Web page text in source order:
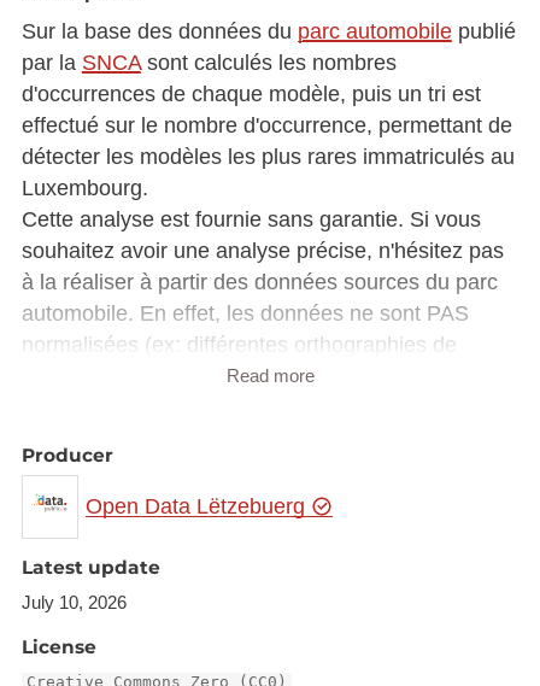
Sur la base des données du parc automobilepublié
par la SNCAsont calculés les nombres
d'occurrences de chaque modèle, puis un tri est
effectué sur le nombre d'occurrence, permettant de
détecter les modèles les plus rares immatriculés au
Luxembourg.
Cette analyse est fournie sans garantie. Si vous
souhaitez avoir une analyse précise, n'hésitez pas
à la réaliser à partir des données sources du parc
automobile. En effet, les données ne sont PAS
normalisées (ex: différentes orthographies de
MERCEDES-BENZ sont dans le fichier source).
LIBMRQ: marque
TYPCOM: modèle
count: nombre de couples "marque /
modèle" disponibles dans le dernier export
du parc automobile.
Read more
Producer
Open Data Lëtzebuerg
Latest update
July 10, 2026
License
Creative Commons Zero (CC0)